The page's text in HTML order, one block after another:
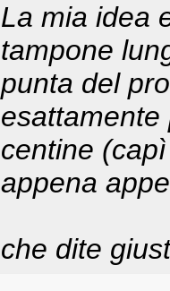
La mia idea
tampone
punta del
centine
appena
che dite